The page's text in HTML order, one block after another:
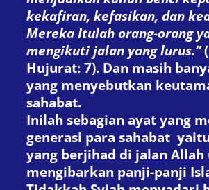
kekafiran, kefasikan, dan
Mereka Itulah orang-orang
mengikuti jalan yang lurus.”
Hujurat: 7). Dan masih
yang menyebutkan
sahabat.
Inilah sebagian ayat yang
generasi para sahabat
yang berjihad di jalan
mengibarkan panji-panji